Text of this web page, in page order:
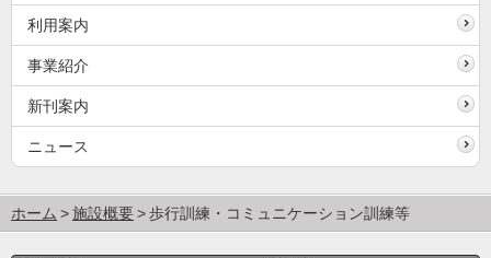
利用案内
事業紹介
新刊案内
ニュース
ホーム 施設概要 歩行訓練・コミュニケーション訓練等